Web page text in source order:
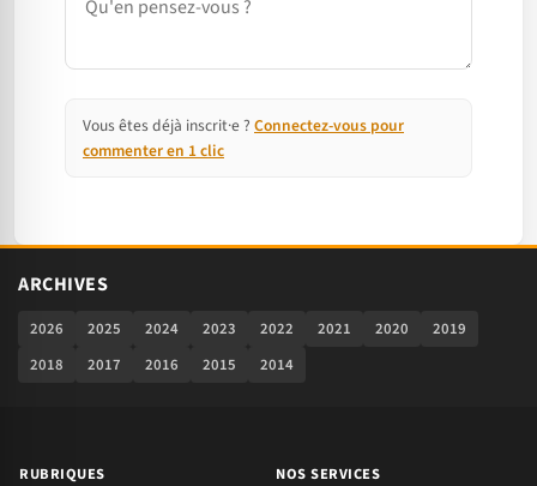
Vous êtes déjà inscrit·e ? Connectez-vous pour
commenter en 1 clic
ARCHIVES
2026 2025 2024 2023 2022 2021 2020
2019
2018
2017 2016 2015 2014
RUBRIQUES
NOS SERVICES